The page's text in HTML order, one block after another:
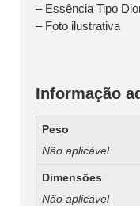
– Essência Tipo
– Foto ilustrativa
Informação
Peso
Não aplicável
Dimensões
Não aplicável